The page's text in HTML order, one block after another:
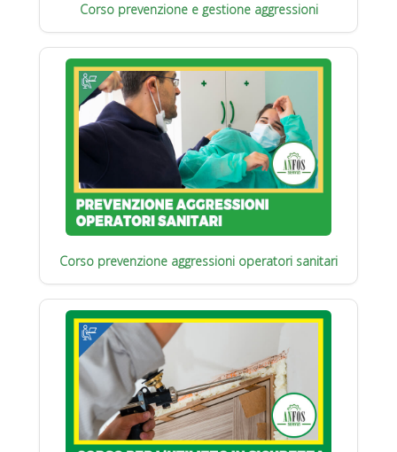
Corso prevenzione e gestione aggressioni
Corso prevenzione aggressioni operatori sanitari